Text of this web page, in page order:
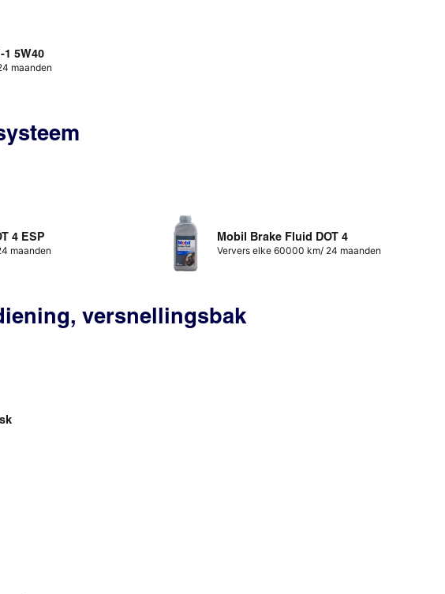
1 5W40
maanden
4 ESP
maanden
Mobil Brake Fluid DOT 4
Ververs elke 60000 km/ 24 maanden
versnellingsbak